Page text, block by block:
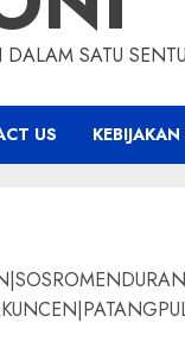
SATU
US